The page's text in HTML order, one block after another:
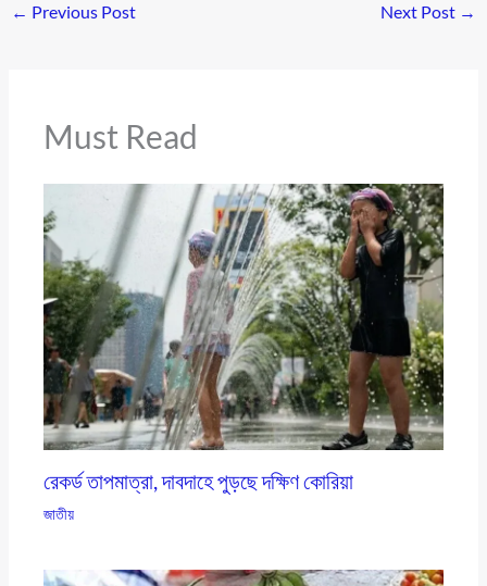
← Previous Post Next Post →
Must Read
রেকর্ড তাপমাত্রা, দাবদাহে পুড়ছে দক্ষিণ কোরিয়া
জাতীয়